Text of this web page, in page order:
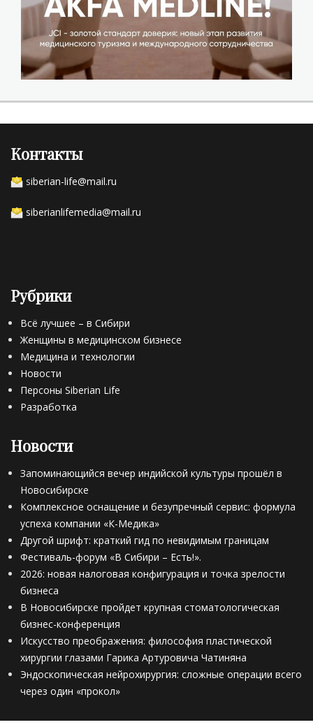
Контакты
siberian-life@mail.ru
siberianlifemedia@mail.ru
Рубрики
Всё лучшее – в Сибири
Женщины в медицинском бизнесе
Медицина и технологии
Новости
Персоны Siberian Life
Разработка
Новости
Запоминающийся вечер индийской культуры прошёл в
Новосибирске
Комплексное оснащение и безупречный сервис: формула
успеха компании «К-Медика»
Другой шрифт: краткий гид по невидимым границам
Фестиваль-форум «В Сибири – Есть!».
2026: новая налоговая конфигурация и точка зрелости
бизнеса
В Новосибирске пройдет крупная стоматологическая
бизнес-конференция
Искусство преображения: философия пластической
хирургии глазами Гарика Артуровича Чатиняна
Эндоскопическая нейрохирургия: сложные операции всего
через один «прокол»